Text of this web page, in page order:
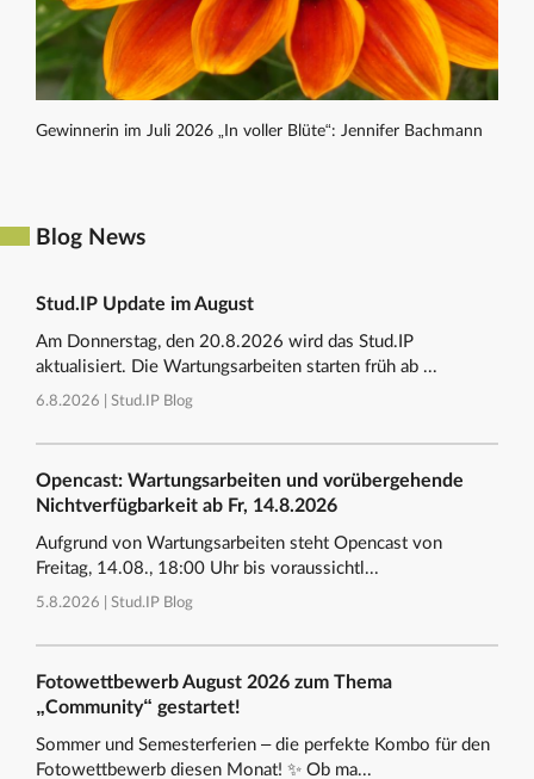
Gewinnerin im Juli 2026 „In voller Blüte“: Jennifer Bachmann
Blog News
Stud.IP Update im August
Am Donnerstag, den 20.8.2026 wird das Stud.IP
aktualisiert. Die Wartungsarbeiten starten früh ab ...
6.8.2026 | Stud.IP Blog
Opencast: Wartungsarbeiten und vorübergehende
Nichtverfügbarkeit ab Fr, 14.8.2026
Aufgrund von Wartungsarbeiten steht Opencast von
Freitag, 14.08., 18:00 Uhr bis voraussichtl...
5.8.2026 | Stud.IP Blog
Fotowettbewerb August 2026 zum Thema
„Community“ gestartet!
Sommer und Semesterferien – die perfekte Kombo für den
Fotowettbewerb diesen Monat! ✨ Ob ma...